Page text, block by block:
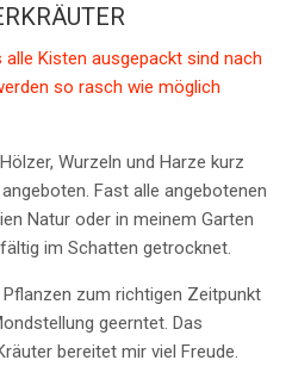
R
alle Kisten ausgepackt sind nach
so rasch wie möglich
Wurzeln und Harze kurz
Fast alle angebotenen
Natur oder in meinem Garten
im Schatten getrocknet.
zum richtigen Zeitpunkt
geerntet. Das
bereitet mir viel Freude.